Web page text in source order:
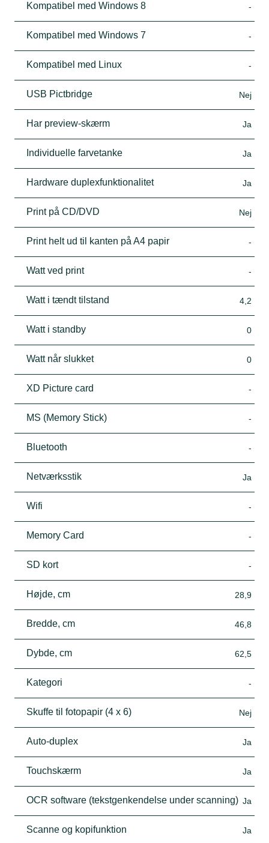
Kompatibel med Windows 8 -
Kompatibel med Windows 7 -
Kompatibel med Linux -
USB Pictbridge Nej
Har preview-skærm Ja
Individuelle farvetanke Ja
Hardware duplexfunktionalitet Ja
Print på CD/DVD Nej
Print helt ud til kanten på A4 papir -
Watt ved print -
Watt i tændt tilstand 4,2
Watt i standby 0
Watt når slukket 0
XD Picture card -
MS (Memory Stick) -
Bluetooth -
Netværksstik Ja
Wifi -
Memory Card -
SD kort -
Højde, cm 28,9
Bredde, cm 46,8
Dybde, cm 62,5
Kategori -
Skuffe til fotopapir (4 x 6) Nej
Auto-duplex Ja
Touchskærm Ja
OCR software (tekstgenkendelse under scanning) Ja
Scanne og kopifunktion Ja